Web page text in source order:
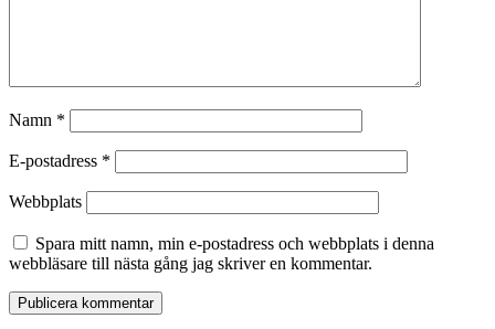
Namn *
E-postadress *
Webbplats
Spara mitt namn, min e-postadress och webbplats i denna
webbläsare till nästa gång jag skriver en kommentar.